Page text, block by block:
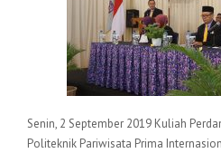
Senin, 2 September 2019 Kuliah
Politeknik Pariwisata Prima